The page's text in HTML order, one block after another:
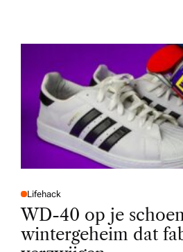
P
O
S
E
D
Lifehack
WD-40 op je
wintergeheim dat